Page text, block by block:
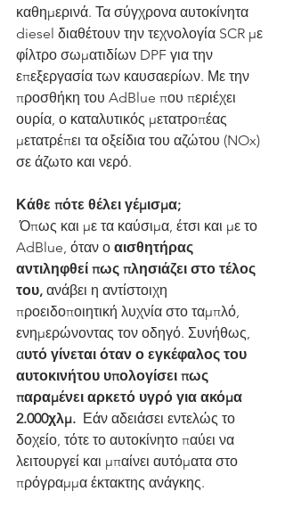
καθημερινά. Τα σύγχρονα αυτοκίνητα
diesel διαθέτουν την τεχνολογία SCR με
φίλτρο σωματιδίων DPF για την
επεξεργασία των καυσαερίων. Με την
προσθήκη του AdBlue που περιέχει
ουρία, ο καταλυτικός μετατροπέας
μετατρέπει τα οξείδια του αζώτου (NOx)
σε άζωτο και νερό.
Κάθε πότε θέλει γέμισμα;
Όπως και με τα καύσιμα, έτσι και με το
AdBlue, όταν ο αισθητήρας
αντιληφθεί πως πλησιάζει στο τέλος
του, ανάβει η αντίστοιχη
προειδοποιητική λυχνία στο ταμπλό,
ενημερώνοντας τον οδηγό. Συνήθως,
αυτό γίνεται όταν ο εγκέφαλος του
αυτοκινήτου υπολογίσει πως
παραμένει αρκετό υγρό για ακόμα
2.000χλμ.
  Εάν αδειάσει εντελώς το
δοχείο, τότε το αυτοκίνητο παύει να
λειτουργεί και μπαίνει αυτόματα στο
πρόγραμμα έκτακτης ανάγκης.